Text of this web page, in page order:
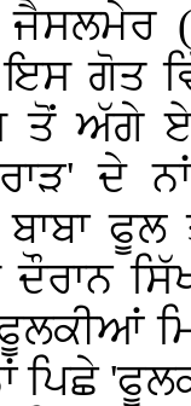
ਗੋਤ
ਅੱਗੇ
ਦੇ
ਬਾਬਾ
ਦੌਰਾਨ
'ਫੂਲਕੀਆਂ